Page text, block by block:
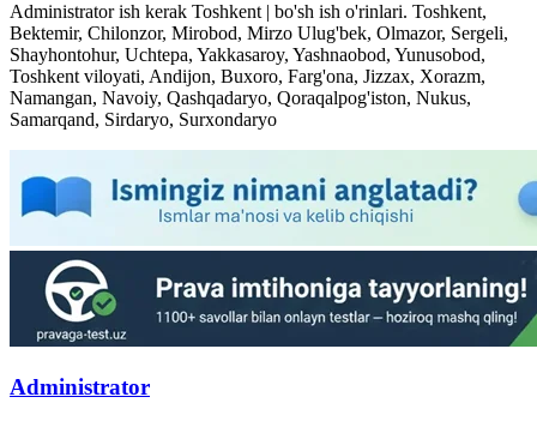
Administrator ish kerak Toshkent | bo'sh ish o'rinlari. Toshkent,
Bektemir, Chilonzor, Mirobod, Mirzo Ulug'bek, Olmazor, Sergeli,
Shayhontohur, Uchtepa, Yakkasaroy, Yashnaobod, Yunusobod,
Toshkent viloyati, Andijon, Buxoro, Farg'ona, Jizzax, Xorazm,
Namangan, Navoiy, Qashqadaryo, Qoraqalpog'iston, Nukus,
Samarqand, Sirdaryo, Surxondaryo
Administrator